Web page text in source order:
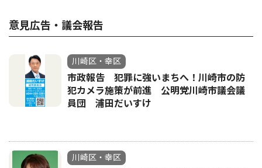
意見広告・議会報告
川崎区・幸区
市政報告 犯罪に強いまちへ！川崎市の防
犯カメラ施策が前進 公明党川崎市議会議
員団 浦田だいすけ
川崎区・幸区